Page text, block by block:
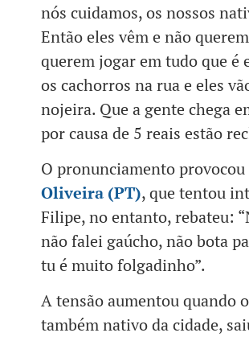
nós cuidamos, os nossos
Então eles vêm e não
querem jogar em tudo que é
os cachorros na rua e eles
nojeira. Que a gente chega
por causa de 5 reais estão
O pronunciamento
Oliveira (PT), que tentou
Filipe, no entanto, rebateu:
não falei gaúcho, não bota
tu é muito folgadinho”.
A tensão aumentou quando
também nativo da cidade,